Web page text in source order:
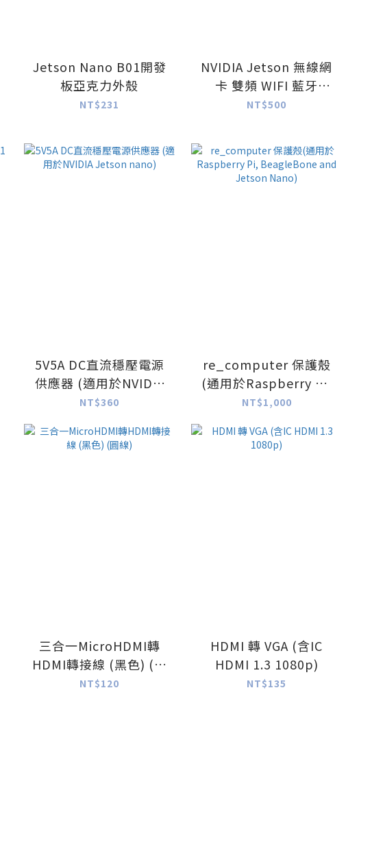
Jetson Nano B01開發
板亞克力外殼
NT$231
NVIDIA Jetson 無線網
卡 雙頻 WIFI 藍牙
Realtek 8822CE NGW
NT$500
5V5A DC直流穩壓電源
供應器 (適用於NVIDIA
Jetson nano)
NT$360
re_computer 保護殼
(通用於Raspberry Pi,
BeagleBone and
NT$1,000
三合一MicroHDMI轉
HDMI轉接線 (黑色) (圓
線)
NT$120
HDMI 轉 VGA (含IC
HDMI 1.3 1080p)
NT$135